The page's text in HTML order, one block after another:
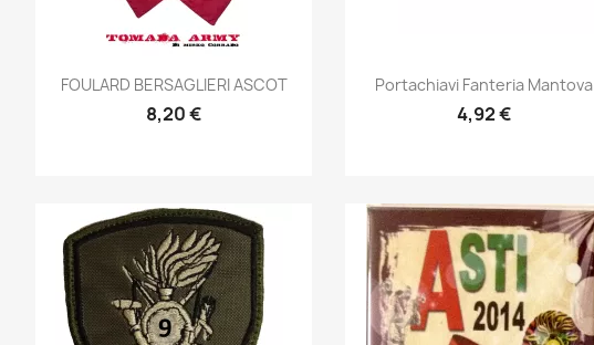
Anteprima
FOULARD BERSAGLIERI ASCOT
8,20 €
Anteprima
Portachiavi Fanteria Mantova
4,92 €